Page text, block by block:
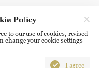
Policy
to our use of cookies, revised
change your cookie settings
I agree